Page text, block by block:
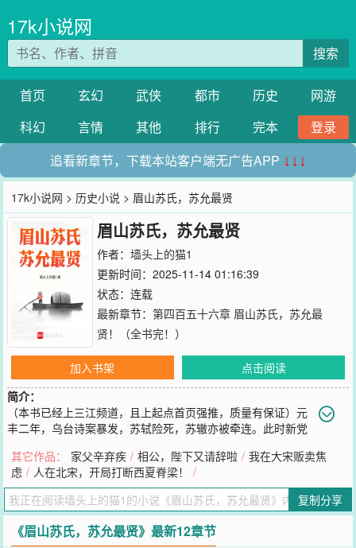
17k小说网
搜索
首页 玄幻 武侠 都市 历史
网游
科幻
言情 其他 排行 完本
登录
追看新章节，下载本站客户端无广告APP ↓↓↓
17k小说网 > 历史小说 > 眉山苏氏，苏允最贤
眉山苏氏，苏允最贤
作者： 墙头上的猫1
更新时间：2025-11-14 01:16:39
状态：连载
最新章节： 第四百五十六章 眉山苏氏，苏允最
贤！（全书完！）
加入书架
点击阅读
简介：
（本书已经上三江频道，且上起点首页强推，质量有保证）元
丰二年，乌台诗案暴发，苏轼险死，苏辙亦被牵连。此时新党
人站了出来。许多年后，天下皆传：眉山苏氏，苏允最贤。
您要是觉得《眉山苏氏，苏允最贤》还不错的话请不要忘记向您QQ群
和微博微信里的朋友推荐哦！
其它作品： 家父辛弃疾 / 相公，陛下又请辞啦 / 我在大宋贩卖焦
虑 / 人在北宋，开局打断西夏脊梁！
/
复制分享
《眉山苏氏，苏允最贤》最新12章节